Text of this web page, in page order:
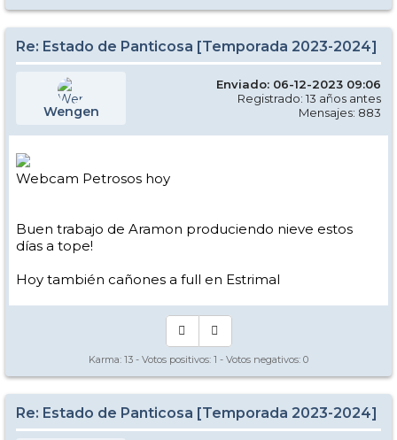
Re: Estado de Panticosa [Temporada 2023-2024]
Wengen
Enviado: 06-12-2023 09:06
Registrado: 13 años antes
Mensajes: 883
Webcam Petrosos hoy
Buen trabajo de Aramon produciendo nieve estos
días a tope!
Hoy también cañones a full en Estrimal
Karma: 13 - Votos positivos: 1 - Votos negativos: 0
Re: Estado de Panticosa [Temporada 2023-2024]